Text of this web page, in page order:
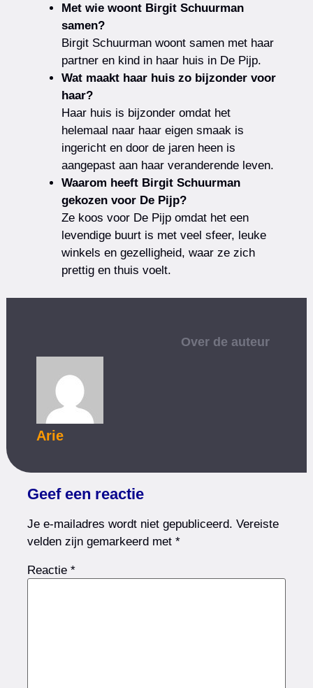
Met wie woont Birgit Schuurman
samen?
Birgit Schuurman woont samen met haar
partner en kind in haar huis in De Pijp.
Wat maakt haar huis zo bijzonder voor
haar?
Haar huis is bijzonder omdat het
helemaal naar haar eigen smaak is
ingericht en door de jaren heen is
aangepast aan haar veranderende leven.
Waarom heeft Birgit Schuurman
gekozen voor De Pijp?
Ze koos voor De Pijp omdat het een
levendige buurt is met veel sfeer, leuke
winkels en gezelligheid, waar ze zich
prettig en thuis voelt.
Over de auteur
Arie
Geef een reactie
Je e-mailadres wordt niet gepubliceerd. Vereiste
velden zijn gemarkeerd met*
Reactie*